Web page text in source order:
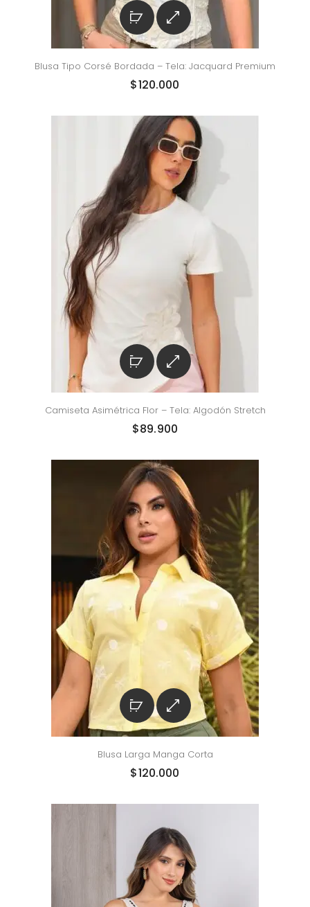
Blusa Tipo Corsé Bordada – Tela: Jacquard Premium
$120.000
Camiseta Asimétrica Flor – Tela: Algodón Stretch
$89.900
Blusa Larga Manga Corta
$120.000